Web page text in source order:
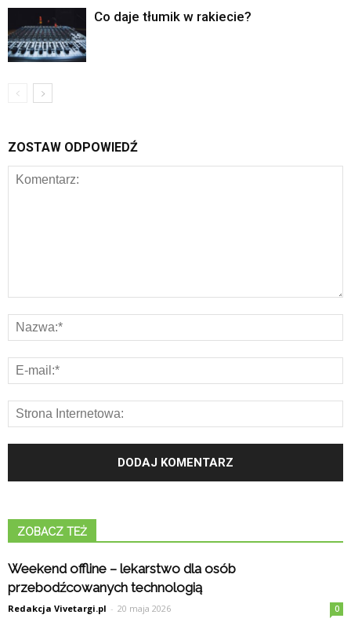
Co daje tłumik w rakiecie?
ZOSTAW ODPOWIEDŹ
ZOBACZ TEŻ
Weekend offline – lekarstwo dla osób
przebodźcowanych technologią
Redakcja Vivetargi.pl - 20 maja 2026 0